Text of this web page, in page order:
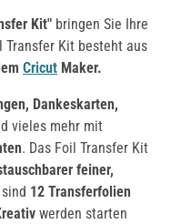
Kit" bringen Sie Ihre
Transfer Kit besteht aus
Cricut Maker.
Dankeskarten,
vieles mehr mit
. Das Foil Transfer Kit
feiner,
12 Transferfolien
werden starten